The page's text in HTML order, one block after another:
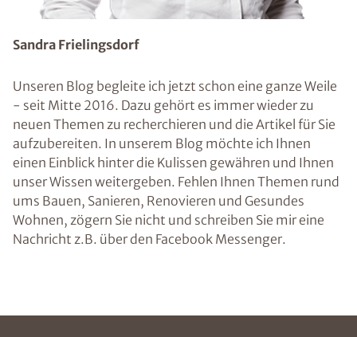
Sandra Frielingsdorf
Unseren Blog begleite ich jetzt schon eine ganze Weile
- seit Mitte 2016. Dazu gehört es immer wieder zu
neuen Themen zu recherchieren und die Artikel für Sie
aufzubereiten. In unserem Blog möchte ich Ihnen
einen Einblick hinter die Kulissen gewähren und Ihnen
unser Wissen weitergeben. Fehlen Ihnen Themen rund
ums Bauen, Sanieren, Renovieren und Gesundes
Wohnen, zögern Sie nicht und schreiben Sie mir eine
Nachricht z.B. über den Facebook Messenger.